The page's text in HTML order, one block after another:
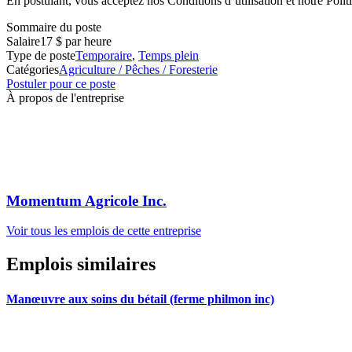
Sommaire du poste
Salaire17 $ par heure
Type de posteTemporaire, Temps plein
CatégoriesAgriculture / Pêches / Foresterie
Postuler pour ce poste
À propos de l'entreprise
Momentum Agricole Inc.
Voir tous les emplois de cette entreprise
Emplois similaires
Manœuvre aux soins du bétail (ferme philmon inc)